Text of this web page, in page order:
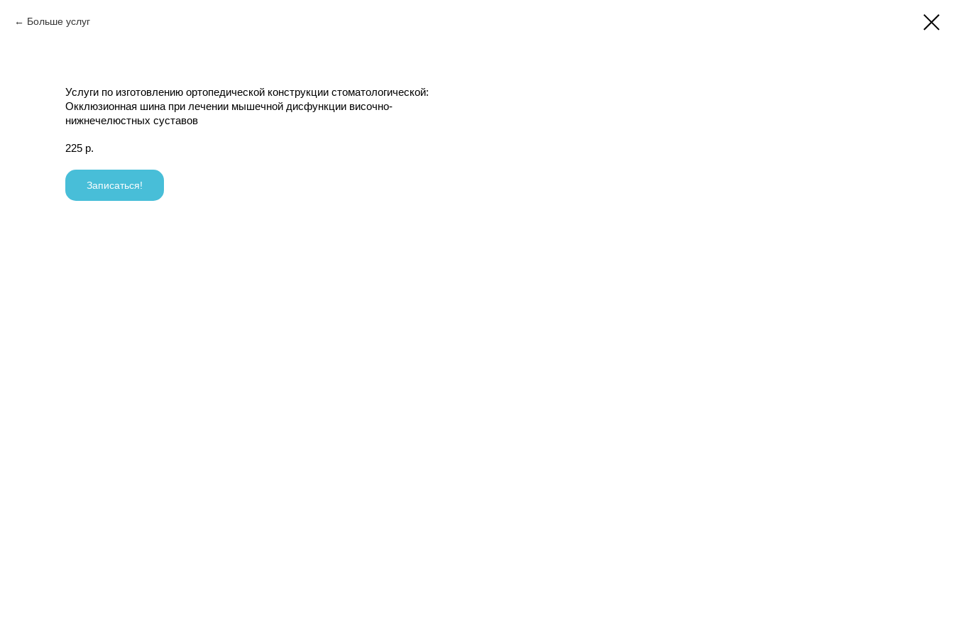
Больше услуг
Услуги по изготовлению ортопедической конструкции стоматологической:
Окклюзионная шина при лечении мышечной дисфункции височно-
нижнечелюстных суставов
225 р.
Записаться!